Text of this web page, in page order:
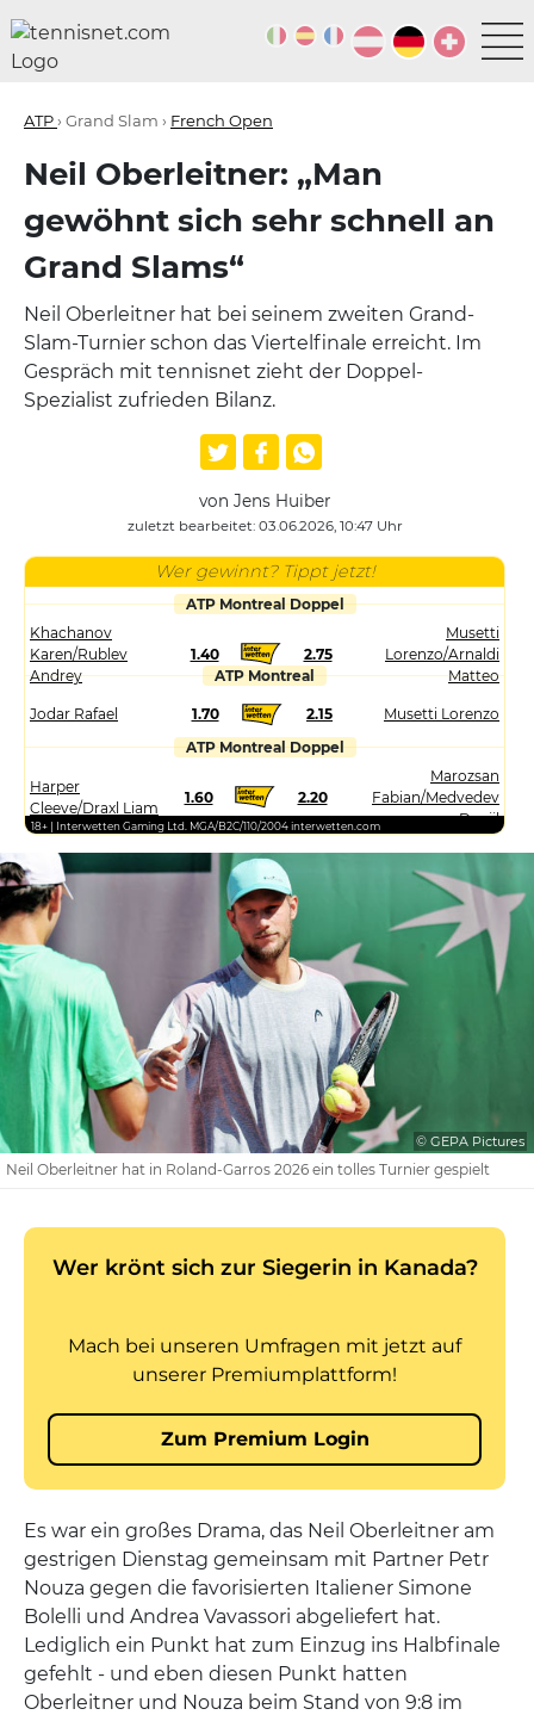
ATP› Grand Slam › French Open
Neil Oberleitner: „Man
gewöhnt sich sehr schnell an
Grand Slams“
Neil Oberleitner hat bei seinem zweiten Grand-
Slam-Turnier schon das Viertelfinale erreicht. Im
Gespräch mit tennisnet zieht der Doppel-
Spezialist zufrieden Bilanz.
von Jens Huiber
zuletzt bearbeitet: 03.06.2026, 10:47 Uhr
Wer gewinnt? Tippt jetzt!
ATP Montreal Doppel
Khachanov
Karen/Rublev
Andrey
1.40 2.75
Musetti
Lorenzo/Arnaldi
Matteo
ATP Montreal
Jodar Rafael 1.70 2.15
Musetti Lorenzo
ATP Montreal Doppel
Harper
Cleeve/Draxl Liam
1.60 2.20
Marozsan
Fabian/Medvedev
Daniil
18+ | Interwetten Gaming Ltd. MGA/B2C/110/2004 interwetten.com
© GEPA Pictures
Neil Oberleitner hat in Roland-Garros 2026 ein tolles Turnier gespielt
Es war ein großes Drama, das Neil Oberleitner am
gestrigen Dienstag gemeinsam mit Partner Petr
Nouza gegen die favorisierten Italiener Simone
Bolelli und Andrea Vavassori abgeliefert hat.
Lediglich ein Punkt hat zum Einzug ins Halbfinale
gefehlt - und eben diesen Punkt hatten
Oberleitner und Nouza beim Stand von 9:8 im